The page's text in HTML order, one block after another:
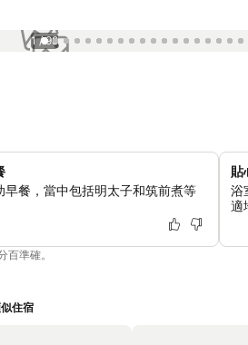
1 / 98
餐，當中包括明太子和筑前煮等
貼
浴
適
百準確。
住宿